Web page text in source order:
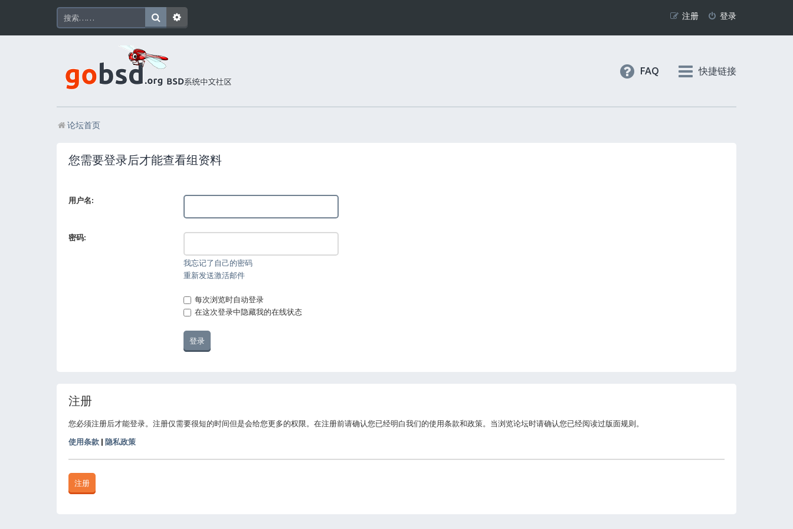
登录
注册
快捷链接
FAQ
论坛首页
您需要登录后才能查看组资料
用户名:
密码:
我忘记了自己的密码
重新发送激活邮件
每次浏览时自动登录
在这次登录中隐藏我的在线状态
注册
您必须注册后才能登录。注册仅需要很短的时间但是会给您更多的权限。在注册前请确认您已经明白我们的使用条款和政策。当浏览论坛时请确认您已经阅读过版面规则。
使用条款 隐私政策
注册